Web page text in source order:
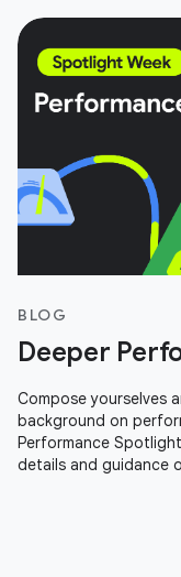
BLOG
Deeper
Compose yourselves
background on
Performance
details and guidance